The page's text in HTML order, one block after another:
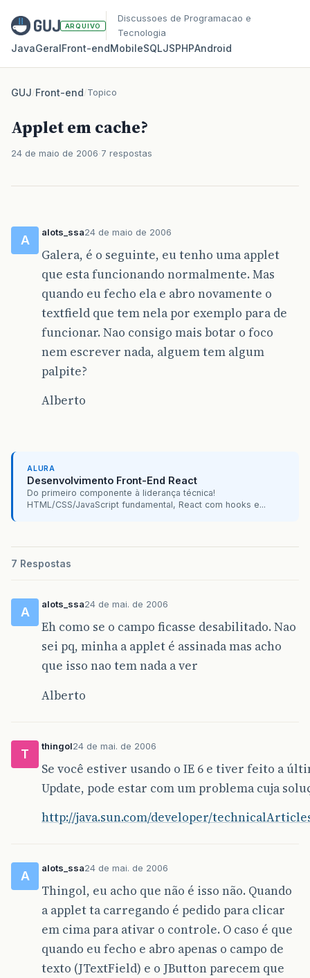
ARQUIVO
Discussoes de Programacao e
Tecnologia
JavaGeralFront‑endMobileSQLJSPHPAndroid
GUJ/Front-end/Topico
Applet em cache?
24 de maio de 2006 7 respostas
A
alots_ssa24 de maio de 2006
Galera, é o seguinte, eu tenho uma applet
que esta funcionando normalmente. Mas
quando eu fecho ela e abro novamente o
textfield que tem nela por exemplo para de
funcionar. Nao consigo mais botar o foco
nem escrever nada, alguem tem algum
palpite?
Alberto
ALURA
Desenvolvimento Front-End React
Do primeiro componente à liderança técnica!
HTML/CSS/JavaScript fundamental, React com hooks e...
7 Respostas
A
alots_ssa24 de mai. de 2006
Eh como se o campo ficasse desabilitado. Nao
sei pq, minha a applet é assinada mas acho
que isso nao tem nada a ver
Alberto
T
thingol24 de mai. de 2006
Se você estiver usando o IE 6 e tiver feito a
Update, pode estar com um problema cuja
http://java.sun.com/developer/
A
alots_ssa24 de mai. de 2006
Thingol, eu acho que não é isso não. Quando
a applet ta carregando é pedido para clicar
em cima para ativar o controle. O caso é que
quando eu fecho e abro apenas o campo de
texto (JTextField) e o JButton parecem que